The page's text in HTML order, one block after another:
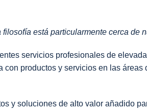
está particularmente cerca de
servicios profesionales de
productos y servicios en las áreas
y soluciones de alto valor añadido